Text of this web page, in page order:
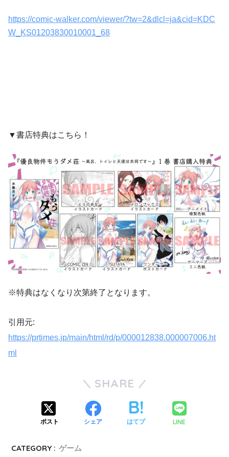
https://comic-walker.com/viewer/?tw=2&dlcl=ja&cid=KDC
W_KS01203830010001_68
▼書店特典はこちら！
※特典はなくなり次第終了となります。
引用元:
https://prtimes.jp/main/html/rd/p/000012838.000007006.ht
ml
SHARE
ポスト シェア はてブ LINE
CATEGORY : ゲーム